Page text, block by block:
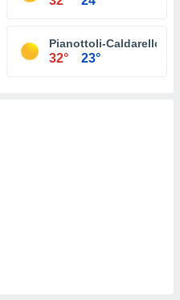
Pianottoli-Caldarello
32° 23°